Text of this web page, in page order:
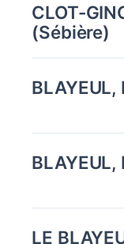
CLOT-
(Sébière)
BLAYEUL,
BLAYEUL,
LE